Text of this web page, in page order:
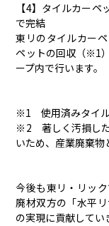
【4】タイルカー
で完結
東リのタイルカー
ペットの回収（※1
ープ内で行います。
※1 使用済みタイル
※2 著しく汚損した
いため、産業廃棄物
今後も東リ・リッ
廃材双方の「水平
の実現に貢献してい